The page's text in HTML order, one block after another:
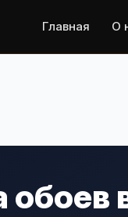
Главная О
обоев